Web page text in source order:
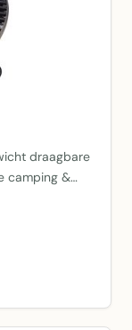
draagbare
camping &…